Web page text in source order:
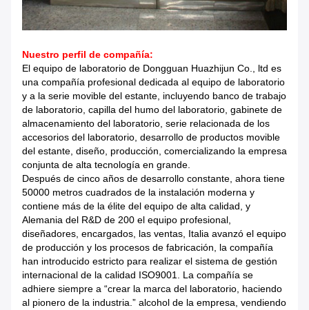
Nuestro perfil de compañía:
El equipo de laboratorio de Dongguan Huazhijun Co., ltd es
una compañía profesional dedicada al equipo de laboratorio
y a la serie movible del estante, incluyendo banco de trabajo
de laboratorio, capilla del humo del laboratorio, gabinete de
almacenamiento del laboratorio, serie relacionada de los
accesorios del laboratorio, desarrollo de productos movible
del estante, diseño, producción, comercializando la empresa
conjunta de alta tecnología en grande.
Después de cinco años de desarrollo constante, ahora tiene
50000 metros cuadrados de la instalación moderna y
contiene más de la élite del equipo de alta calidad, y
Alemania del R&D de 200 el equipo profesional,
diseñadores, encargados, las ventas, Italia avanzó el equipo
de producción y los procesos de fabricación, la compañía
han introducido estricto para realizar el sistema de gestión
internacional de la calidad ISO9001. La compañía se
adhiere siempre a “crear la marca del laboratorio, haciendo
al pionero de la industria.” alcohol de la empresa, vendiendo